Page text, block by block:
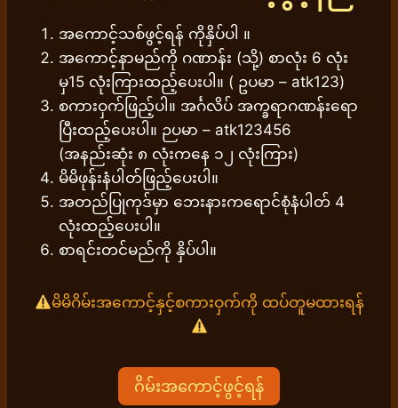
အကောင့်သစ်ဖွင့်ရန် ကိုနှိပ်ပါ ။
အကောင့်နာမည်ကို ဂဏာန်း (သို့) စာလုံး 6 လုံး
မှ15 လုံးကြားထည့်ပေးပါ။ ( ဥပမာ – atk123)
စကားဝှက်ဖြည့်ပါ။ အင်္ဂလိပ် အက္ခရာဂဏန်းရော
ပြီးထည့်ပေးပါ။ ဉပမာ – atk123456
(အနည်းဆုံး ၈ လုံးကနေ ၁၂ လုံးကြား)
မိမိဖုန်းနံပါတ်ဖြည့်ပေးပါ။
အတည်ပြုကုဒ်မှာ ဘေးနားကရောင်စုံနံပါတ် 4
လုံးထည့်ပေးပါ။
စာရင်းတင်မည်ကို နှိပ်ပါ။
မိမိဂိမ်းအကောင့်နှင့်စကားဝှက်ကို ထပ်တူမထားရန်
ဂိမ်းအကောင့်ဖွင့်ရန်